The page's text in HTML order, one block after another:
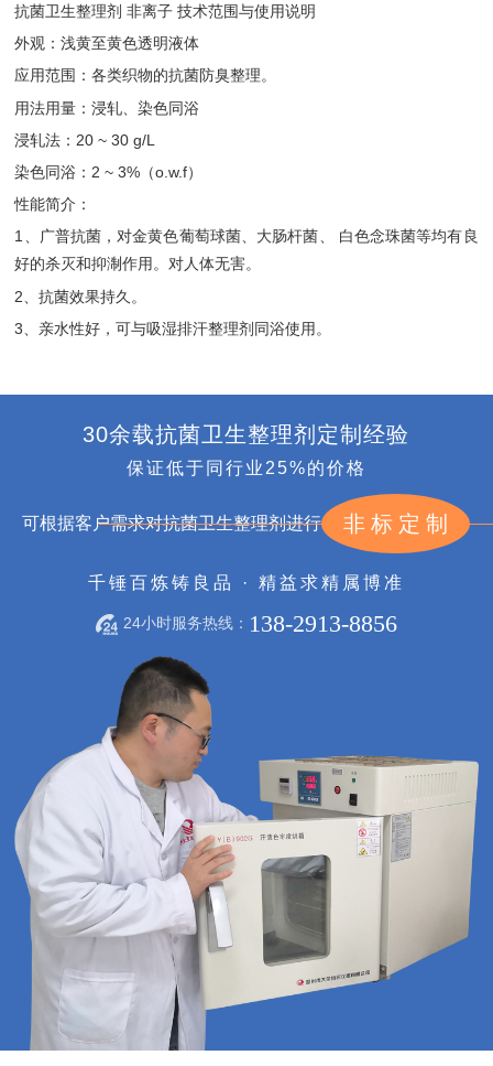
抗菌卫生整理剂 非离子 技术范围与使用说明
外观：浅黄至黄色透明液体
应用范围：各类织物的抗菌防臭整理。
用法用量：浸轧、染色同浴
浸轧法：20 ~ 30 g/L
染色同浴：2 ~ 3%（o.w.f）
性能简介：
1、广普抗菌，对金黄色葡萄球菌、大肠杆菌、 白色念珠菌等均有良
好的杀灭和抑淛作用。对人体无害。
2、抗菌效果持久。
3、亲水性好，可与吸湿排汗整理剂同浴使用。
30余载抗菌卫生整理剂定制经验
保证低于同行业25%的价格
可根据客户需求对抗菌卫生整理剂进行 非标定制
千锤百炼铸良品 · 精益求精属博准
24小时服务热线： 138-2913-8856